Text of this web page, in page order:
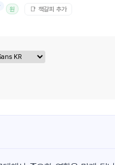
원 📑 책갈피 추가